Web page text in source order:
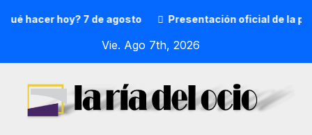
hacer hoy? 7 de agosto Presentación oficial de la
Vie. Ago 7th, 2026